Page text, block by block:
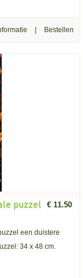
puzzel € 11.50
een duistere
34 x 48 cm.